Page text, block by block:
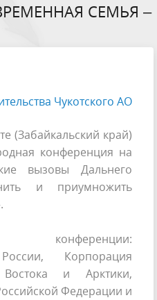
СЕМЬЯ –
Чукотского АО
(Забайкальский край)
конференция на
вызовы Дальнего
и приумножить
конференции:
Корпорация
и Арктики,
Федерации и